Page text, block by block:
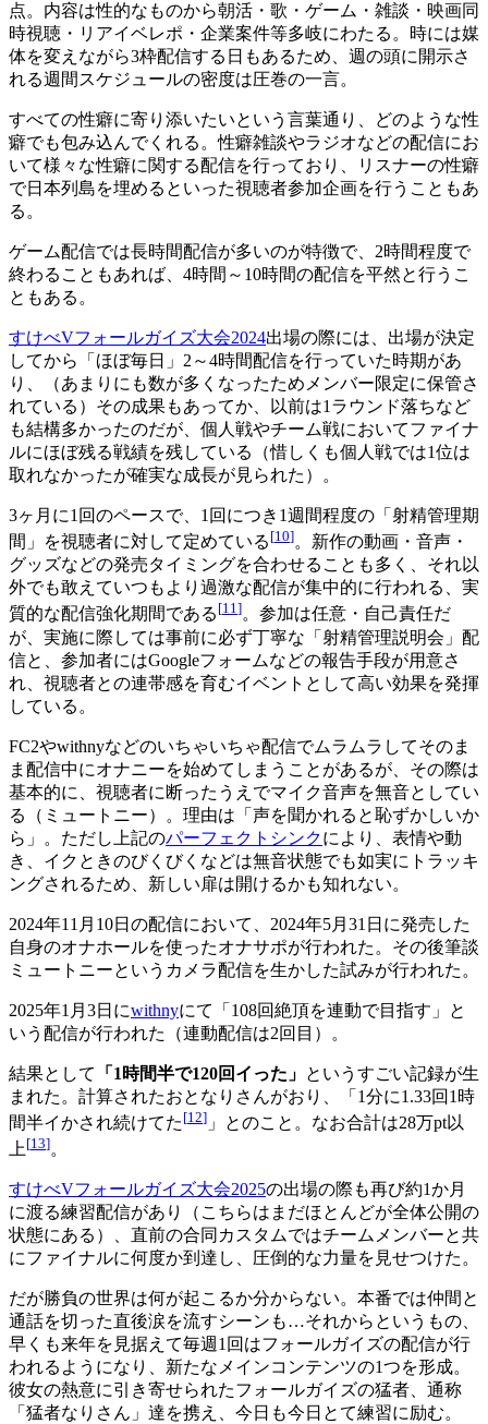
点。内容は性的なものから朝活・歌・ゲーム・雑談・映画同
時視聴・リアイベレポ・企業案件等多岐にわたる。時には媒
体を変えながら3枠配信する日もあるため、週の頭に開示さ
れる週間スケジュールの密度は圧巻の一言。
すべての性癖に寄り添いたいという言葉通り、どのような性
癖でも包み込んでくれる。性癖雑談やラジオなどの配信にお
いて様々な性癖に関する配信を行っており、リスナーの性癖
で日本列島を埋めるといった視聴者参加企画を行うこともあ
る。
ゲーム配信では長時間配信が多いのが特徴で、2時間程度で
終わることもあれば、4時間～10時間の配信を平然と行うこ
ともある。
すけべVフォールガイズ大会2024出場の際には、出場が決定
してから「ほぼ毎日」2～4時間配信を行っていた時期があ
り、（あまりにも数が多くなったためメンバー限定に保管さ
れている）その成果もあってか、以前は1ラウンド落ちなど
も結構多かったのだが、個人戦やチーム戦においてファイナ
ルにほぼ残る戦績を残している（惜しくも個人戦では1位は
取れなかったが確実な成長が見られた）。
3ヶ月に1回のペースで、1回につき1週間程度の「射精管理期
間」を視聴者に対して定めている [10]。新作の動画・音声・
グッズなどの発売タイミングを合わせることも多く、それ以
外でも敢えていつもより過激な配信が集中的に行われる、実
質的な配信強化期間である [11]。参加は任意・自己責任だ
が、実施に際しては事前に必ず丁寧な「射精管理説明会」配
信と、参加者にはGoogleフォームなどの報告手段が用意さ
れ、視聴者との連帯感を育むイベントとして高い効果を発揮
している。
FC2やwithnyなどのいちゃいちゃ配信でムラムラしてそのま
ま配信中にオナニーを始めてしまうことがあるが、その際は
基本的に、視聴者に断ったうえでマイク音声を無音としてい
る（ミュートニー）。理由は「声を聞かれると恥ずかしいか
ら」。ただし上記のパーフェクトシンクにより、表情や動
き、イクときのびくびくなどは無音状態でも如実にトラッキ
ングされるため、新しい扉は開けるかも知れない。
2024年11月10日の配信において、2024年5月31日に発売した
自身のオナホールを使ったオナサポが行われた。その後筆談
ミュートニーというカメラ配信を生かした試みが行われた。
2025年1月3日にwithnyにて「108回絶頂を連動で目指す」と
いう配信が行われた（連動配信は2回目）。
結果として 「1時間半で120回イった」 というすごい記録が生
まれた。計算されたおとなりさんがおり、「1分に1.33回1時
間半イかされ続けてた [12] 」とのこと。なお合計は28万pt以
上 [13]。
すけべVフォールガイズ大会2025の出場の際も再び約1か月
に渡る練習配信があり（こちらはまだほとんどが全体公開の
状態にある）、直前の合同カスタムではチームメンバーと共
にファイナルに何度か到達し、圧倒的な力量を見せつけた。
だが勝負の世界は何が起こるか分からない。本番では仲間と
通話を切った直後涙を流すシーンも…それからというもの、
早くも来年を見据えて毎週1回はフォールガイズの配信が行
われるようになり、新たなメインコンテンツの1つを形成。
彼女の熱意に引き寄せられたフォールガイズの猛者、通称
「猛者なりさん」達を携え、今日も今日とて練習に励む。